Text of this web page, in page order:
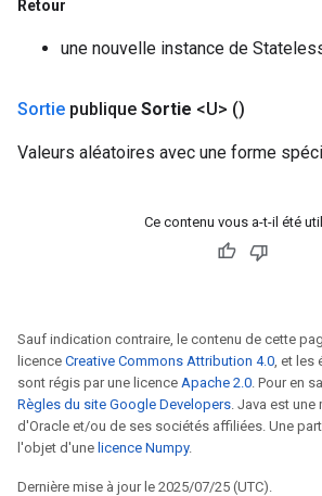
Retour
une nouvelle instance de
Sortie publique Sortie <U> ()
Valeurs aléatoires avec une forme
Ce contenu vous a-t-il été
Sauf indication contraire, le contenu de cette
licence Creative Commons Attribution 4.0, et les
sont régis par une licence Apache 2.0. Pour en
Règles du site Google Developers. Java est
d'Oracle et/ou de ses sociétés affiliées. Une
l'objet d'une licence Numpy.
Dernière mise à jour le 2025/07/25 (UTC).